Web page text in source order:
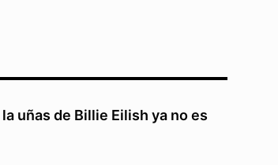
uñas de Billie Eilish ya no es